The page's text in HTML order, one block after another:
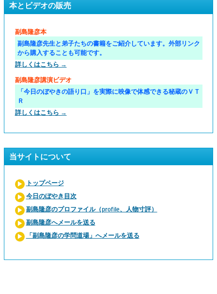
本とビデオの販売
副島隆彦本
副島隆彦先生と弟子たちの書籍をご紹介しています。外部リンク
から購入することも可能です。
詳しくはこちら →
副島隆彦講演ビデオ
「今日のぼやきの語り口」を実際に映像で体感できる秘蔵のＶＴ
Ｒ
詳しくはこちら →
当サイトについて
トップページ
今日のぼやき目次
副島隆彦のプロファイル（profile、人物寸評）
副島隆彦へメールを送る
「副島隆彦の学問道場」へメールを送る